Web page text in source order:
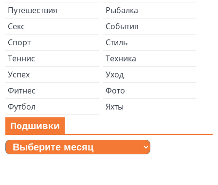
Путешествия
Рыбалка
Секс
События
Спорт
Стиль
Теннис
Техника
Успех
Уход
Фитнес
Фото
Футбол
Яхты
Подшивки
Подшивки